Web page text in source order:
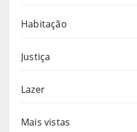
Habitação
Justiça
Lazer
Mais vistas